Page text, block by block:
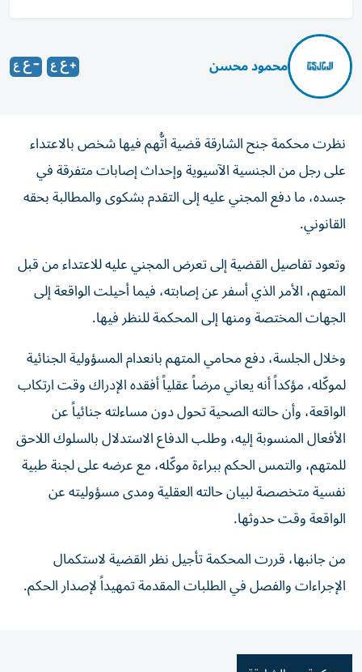
محمود محسن
نظرت محكمة جنح الشارقة قضية اتُّهم فيها شخص بالاعتداء
على رجل من الجنسية الآسيوية وإحداث إصابات متفرقة في
جسده، ما دفع المجني عليه إلى التقدم بشكوى والمطالبة بحقه
القانوني.
وتعود تفاصيل القضية إلى تعرض المجني عليه للاعتداء من قبل
المتهم، الأمر الذي أسفر عن إصابته، فيما أحيلت الواقعة إلى
الجهات المختصة ومنها إلى المحكمة للنظر فيها.
وخلال الجلسة، دفع محامي المتهم بانعدام المسؤولية الجنائية
لموكّله، مؤكداً أنه يعاني مرضاً عقلياً أفقده الإدراك وقت ارتكاب
الواقعة، وأن حالته الصحية تحول دون مساءلته جنائياً عن
الأفعال المنسوبة إليه، وطلب الدفاع الاستدلال بالسلوك اللاحق
للمتهم، والتمس الحكم ببراءة موكّله، مع عرضه على لجنة طبية
نفسية متخصصة لبيان حالته العقلية ومدى مسؤوليته عن
الواقعة وقت حدوثها.
من جانبها، قررت المحكمة تأجيل نظر القضية لاستكمال
الإجراءات والفصل في الطلبات المقدمة تمهيداً لإصدار الحكم.